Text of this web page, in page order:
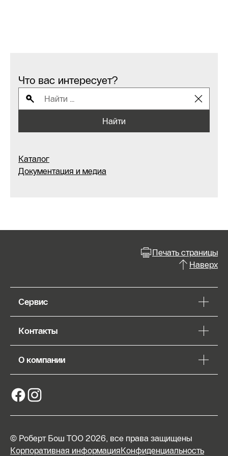
Что вас интересует?
Найти
Каталог
Документация и медиа
Печать страницы
Наверх
Сервис
Контакты
О компании
© Роберт Бош ТОО 2026, все права защищены
Корпоративная информацияКонфиденциальность